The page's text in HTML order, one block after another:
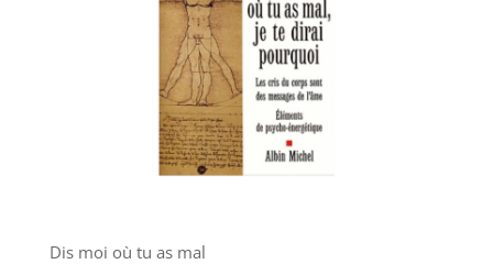
Dis moi où tu as mal